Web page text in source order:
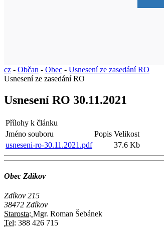
cz - Občan - Obec - Usnesení ze zasedání RO
Usnesení ze zasedání RO
Usnesení RO 30.11.2021
Přílohy k článku
Jméno souboru
Popis Velikost
usneseni-ro-30.11.2021.pdf
37.6 Kb
Obec Zdíkov
Zdíkov 215
38472 Zdíkov
Starosta: Mgr. Roman Šebánek
Tel: 388 426 715